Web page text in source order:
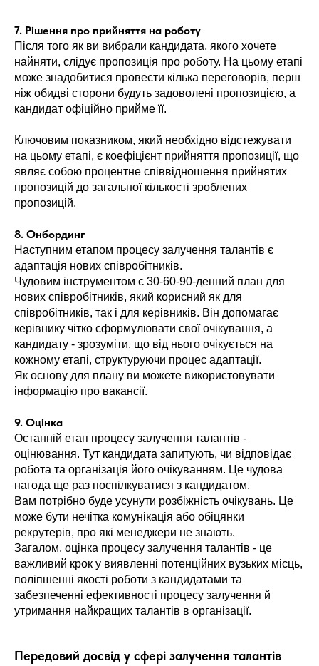
7. Рішення про прийняття на роботу
Після того як ви вибрали кандидата, якого хочете
найняти, слідує пропозиція про роботу. На цьому етапі
може знадобитися провести кілька переговорів, перш
ніж обидві сторони будуть задоволені пропозицією, а
кандидат офіційно прийме її.
Ключовим показником, який необхідно відстежувати
на цьому етапі, є коефіцієнт прийняття пропозиції, що
являє собою процентне співвідношення прийнятих
пропозицій до загальної кількості зроблених
пропозицій.
8. Онбординг
Наступним етапом процесу залучення талантів є
адаптація нових співробітників.
Чудовим інструментом є 30-60-90-денний план для
нових співробітників, який корисний як для
співробітників, так і для керівників. Він допомагає
керівнику чітко сформулювати свої очікування, а
кандидату - зрозуміти, що від нього очікується на
кожному етапі, структуруючи процес адаптації.
Як основу для плану ви можете використовувати
інформацію про вакансії.
9. Оцінка
Останній етап процесу залучення талантів -
оцінювання. Тут кандидата запитують, чи відповідає
робота та організація його очікуванням. Це чудова
нагода ще раз поспілкуватися з кандидатом.
Вам потрібно буде усунути розбіжність очікувань. Це
може бути нечітка комунікація або обіцянки
рекрутерів, про які менеджери не знають.
Загалом, оцінка процесу залучення талантів - це
важливий крок у виявленні потенційних вузьких місць,
поліпшенні якості роботи з кандидатами та
забезпеченні ефективності процесу залучення й
утримання найкращих талантів в організації.
Передовий досвід у сфері залучення талантів